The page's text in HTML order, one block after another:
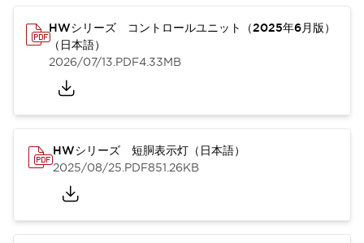
HWシリーズ コントロールユニット（2025年6月版）
（日本語）
2026/07/13.PDF4.33MB
HWシリーズ 短胴表示灯（日本語）
2025/08/25.PDF851.26KB